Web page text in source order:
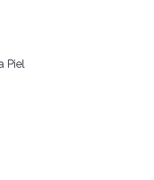
Piel